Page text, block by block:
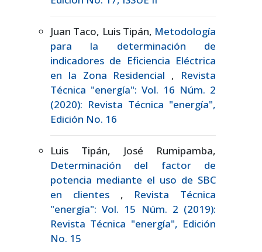
Juan Taco, Luis Tipán, Metodología
para la determinación de
indicadores de Eficiencia Eléctrica
en la Zona Residencial , Revista
Técnica "energía": Vol. 16 Núm. 2
(2020): Revista Técnica "energía",
Edición No. 16
Luis Tipán, José Rumipamba,
Determinación del factor de
potencia mediante el uso de SBC
en clientes , Revista Técnica
"energía": Vol. 15 Núm. 2 (2019):
Revista Técnica "energía", Edición
No. 15